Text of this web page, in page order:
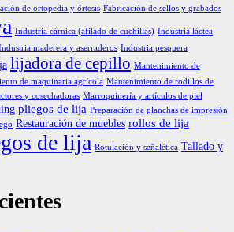
de ortopedia y órtesis Fabricación de sellos y grabados
Industria cárnica (afilado de cuchillas) Industria láctea
maderera y aserraderos Industria pesquera
lijadora de cepillo Mantenimiento de
de maquinaria agrícola Mantenimiento de rodillos de
y cosechadoras Marroquinería y artículos de piel
pliegos de lija Preparación de planchas de impresión
Restauración de muebles rollos de lija
de lija Rotulación y señalética Tallado y